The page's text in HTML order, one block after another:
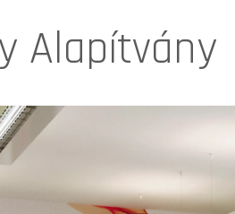
Alapítvány